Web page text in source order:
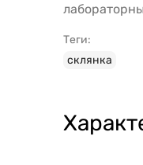
Теги:
склянка